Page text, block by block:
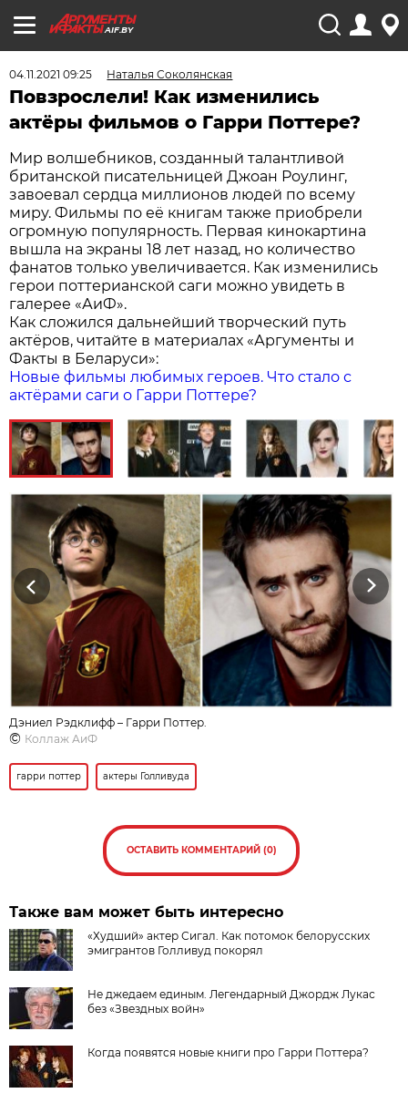
AIF.BY
04.11.2021 09:25 Наталья Соколянская
Повзрослели! Как изменились
актёры фильмов о Гарри Поттере?
Мир волшебников, созданный талантливой
британской писательницей Джоан Роулинг,
завоевал сердца миллионов людей по всему
миру. Фильмы по её книгам также приобрели
огромную популярность. Первая кинокартина
вышла на экраны 18 лет назад, но количество
фанатов только увеличивается. Как изменились
герои поттерианской саги можно увидеть в
галерее «АиФ».
Как сложился дальнейший творческий путь
актёров, читайте в материалах «Аргументы и
Факты в Беларуси»:
Новые фильмы любимых героев. Что стало с
актёрами саги о Гарри Поттере?
Previous Next
Дэниел Рэдклифф – Гарри Поттер.
© Коллаж АиФ
гарри поттер актеры Голливуда
ОСТАВИТЬ КОММЕНТАРИЙ (0)
Также вам может быть интересно
«Худший» актер Сигал. Как потомок белорусских
эмигрантов Голливуд покорял
Не джедаем единым. Легендарный Джордж Лукас
без «Звездных войн»
Когда появятся новые книги про Гарри Поттера?